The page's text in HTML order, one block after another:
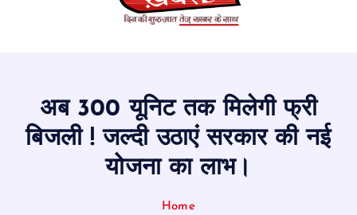
अब 300 यूनिट तक मिलेगी फ्री
बिजली ! जल्दी उठाएं सरकार की नई
योजना का लाभ।
Home